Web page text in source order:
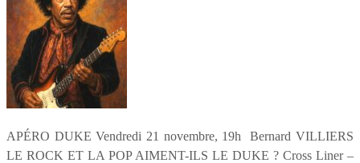
APÉRO DUKE Vendredi 21 novembre, 19h Bernard VILLIERS
LE ROCK ET LA POP AIMENT-ILS LE DUKE ? Cross Liner –